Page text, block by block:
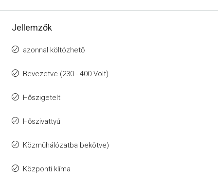
Jellemzők
azonnal költözhető
Bevezetve (230 - 400 Volt)
Hőszigetelt
Hőszivattyú
Közműhálózatba bekötve)
Központi klíma